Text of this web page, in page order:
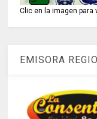
Clic en la imagen para
EMISORA